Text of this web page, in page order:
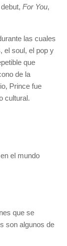
debut,For You,
las cuales
el soul, el pop y
que
de la
Prince fue
cultural.
el mundo
que se
son algunos de